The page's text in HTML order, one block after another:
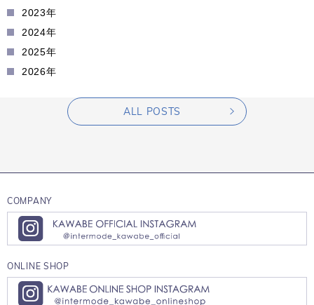
2023年
2024年
2025年
2026年
ALL POSTS
COMPANY
ONLINE SHOP